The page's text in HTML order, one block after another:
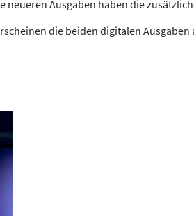
neueren Ausgaben haben die
die beiden digitalen